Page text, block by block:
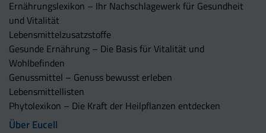
Ernährungslexikon – Ihr Nachschlagewerk für Gesundheit
und Vitalität
Lebensmittelzusatzstoffe
Gesunde Ernährung – Die Basis für Vitalität und
Wohlbefinden
Genussmittel – Genuss bewusst erleben
Lebensmittellisten
Phytolexikon – Die Kraft der Heilpflanzen entdecken
Über Eucell